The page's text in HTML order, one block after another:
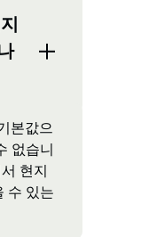
본값으
없습니
현지
수 있는